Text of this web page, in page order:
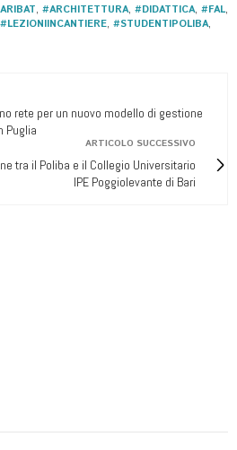
, #ARCHITETTURA, #DIDATTICA, #FAL,
#LEZIONIINCANTIERE, #STUDENTIPOLIBA,
rete per un nuovo modello di gestione
Puglia
ARTICOLO SUCCESSIVO
tra il Poliba e il Collegio Universitario
IPE Poggiolevante di Bari